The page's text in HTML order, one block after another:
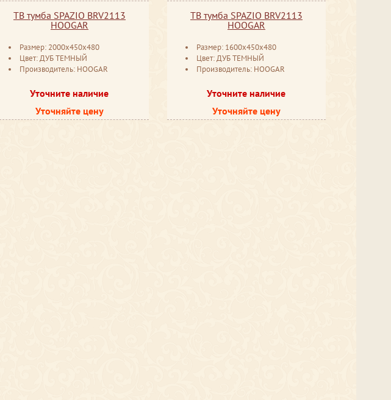
ТВ тумба SPAZIO BRV2113
HOOGAR
Размер: 2000x450x480
Цвет: ДУБ ТЕМНЫЙ
Производитель: HOOGAR
Уточните наличие
Уточняйте цену
ТВ тумба SPAZIO BRV2113
HOOGAR
Размер: 1600x450x480
Цвет: ДУБ ТЕМНЫЙ
Производитель: HOOGAR
Уточните наличие
Уточняйте цену